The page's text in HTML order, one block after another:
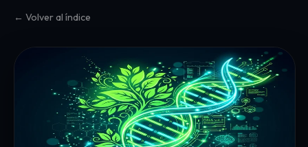
← Volver al índice